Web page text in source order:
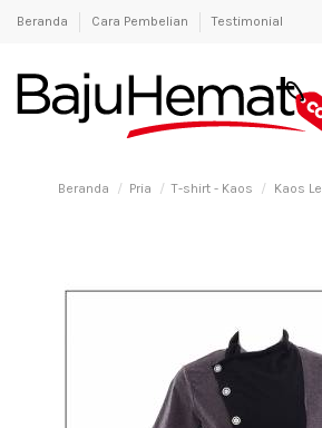
Beranda Cara Pembelian Testimonial
Beranda Pria T-shirt - Kaos Kaos